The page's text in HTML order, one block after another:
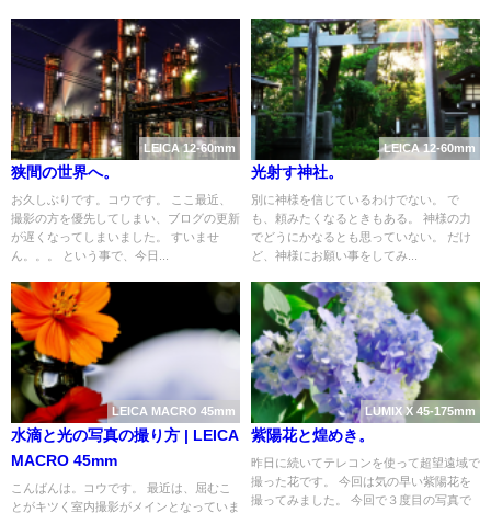
LEICA 12-60mm
狭間の世界へ。
お久しぶりです。コウです。 ここ最近、
撮影の方を優先してしまい、ブログの更新
が遅くなってしまいました。 すいませ
ん。。。 という事で、今日...
LEICA 12-60mm
光射す神社。
別に神様を信じているわけでない。 で
も、頼みたくなるときもある。 神様の力
でどうにかなるとも思っていない。 だけ
ど、神様にお願い事をしてみ...
LEICA MACRO 45mm
水滴と光の写真の撮り方 | LEICA
MACRO 45mm
こんばんは。コウです。 最近は、屈むこ
とがキツく室内撮影がメインとなっていま
LUMIX X 45-175mm
紫陽花と煌めき。
昨日に続いてテレコンを使って超望遠域で
撮った花です。 今回は気の早い紫陽花を
撮ってみました。 今回で３度目の写真で